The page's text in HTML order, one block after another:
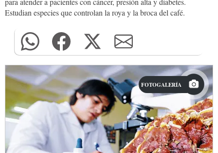
Estudian especies que controlan la roya y la broca del café.
FOTOGALERÍA